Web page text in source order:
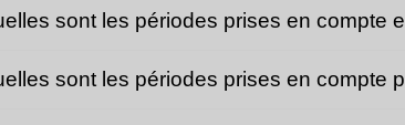
sont les périodes prises en compte
sont les périodes prises en compte